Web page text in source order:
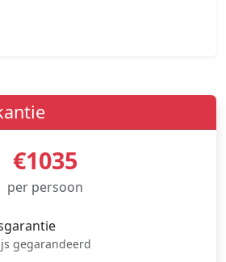
€1035
per persoon
gegarandeerd